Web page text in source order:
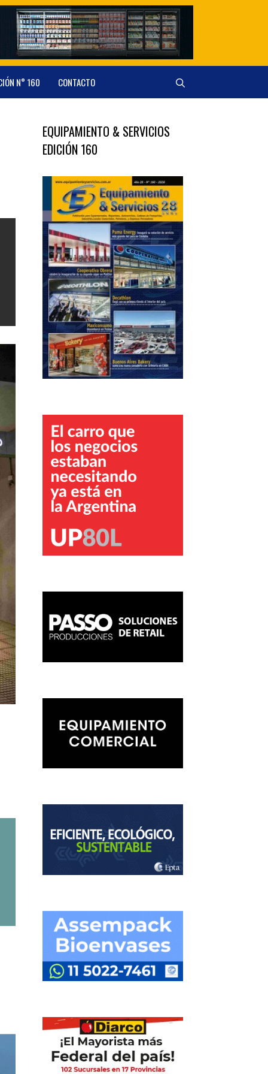
N° 160 CONTACTO
EQUIPAMIENTO & SERVICIOS
EDICIÓN 160